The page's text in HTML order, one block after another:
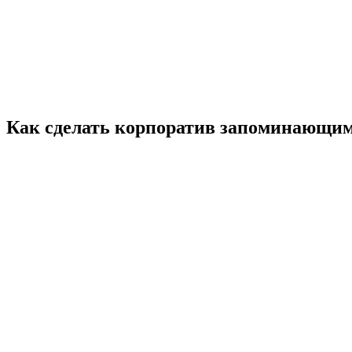
Как сделать корпоратив